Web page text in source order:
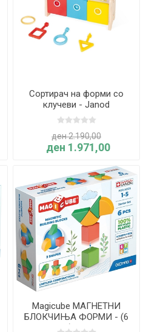
Сортирач на форми со
клучеви - Janod
ден 2.190,00
ден 1.971,00
Magicube МАГНЕТНИ
БЛОКЧИЊА ФОРМИ - (6
делови) - Geomag